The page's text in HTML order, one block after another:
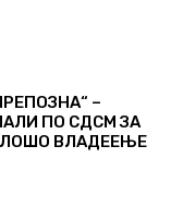
–
ПО СДСМ ЗА
ВЛАДЕЕЊЕ